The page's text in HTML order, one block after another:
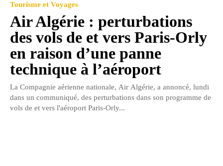
Tourisme et Voyages
Air Algérie : perturbations
des vols de et vers Paris-Orly
en raison d’une panne
technique à l’aéroport
La Compagnie aérienne nationale, Air Algérie, a annoncé, lundi
dans un communiqué, des perturbations dans son programme de
vols de et vers l'aéroport Paris-Orly...